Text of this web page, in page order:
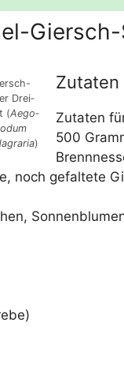
Drei­
(Aego­
)
Zutaten
Zuta­ten
500
noch gefal­te­te